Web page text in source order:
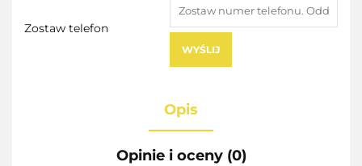
Zostaw telefon
WYŚLIJ
Opis
Opinie i oceny (0)